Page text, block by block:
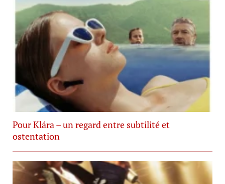
Pour Klára – un regard entre subtilité et
ostentation